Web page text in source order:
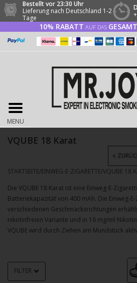
Bestellt vor 23:30 Uhr
Lieferung nach Deutschland 1-2
Tage
10% RABATT AUF DAS
MENU
VQUBE 18 Karat
STARTSEITE/EINWEG-E-ZIGARETTE/VQUBE 18
Die VQUBE 18 Karat ist eine Einweg-E-
Batteriekapazität von 400 mAh. Die Einweg-
verschiedenen Geschmacksrichtungen
nikotinfreien Variante und in 16 mg/ml
VQUBE wird durch Ziehen am Mundstück
FILTER